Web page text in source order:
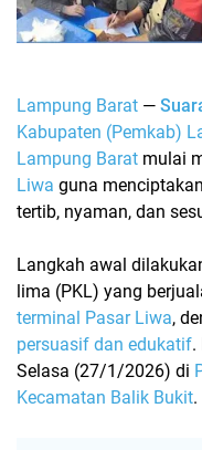
Lampung Barat —
Kabupaten (Pemkab)
Lampung Barat mulai
Liwa guna
tertib, nyaman, dan
Langkah awal
lima (PKL) yang
terminal Pasar Liwa,
persuasif dan edukatif.
Selasa (27/1/2026) di
Kecamatan Balik Bukit.